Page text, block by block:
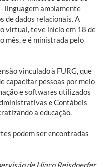
linguagem amplamente
de dados relacionais. A
virtual, teve início em 18 de
mês, e é ministrada pelo
vinculado à FURG, que
capacitar pessoas por meio
e softwares utilizados
e Contábeis
a educação.
podem ser encontradas
de Hiago Reisdoerfer